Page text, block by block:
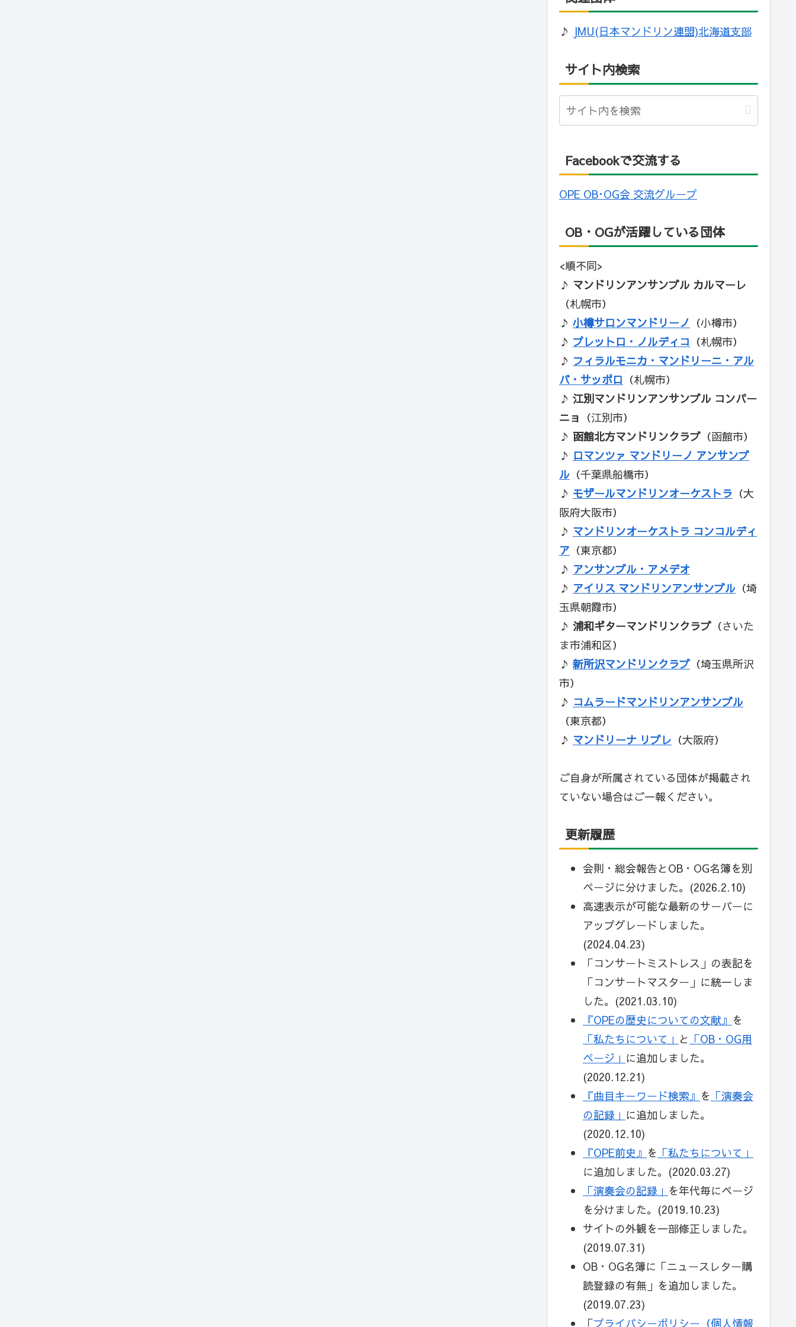
♪ JMU(日本マンドリン連盟)北海道支部
サイト内検索
Facebookで交流する
OPE OB･OG会 交流グループ
OB・OGが活躍している団体
<順不同>
♪ マンドリンアンサンブル カルマーレ
（札幌市）
♪ 小樽サロンマンドリーノ （小樽市）
♪ プレットロ・ノルディコ （札幌市）
♪ フィラルモニカ・マンドリーニ・アル
バ・サッポロ （札幌市）
♪ 江別マンドリンアンサンブル コンパー
ニョ （江別市）
♪ 函館北方マンドリンクラブ （函館市）
♪ ロマンツァ マンドリーノ アンサンブ
ル （千葉県船橋市）
♪ モザールマンドリンオーケストラ （大
阪府大阪市）
♪ マンドリンオーケストラ コンコルディ
ア （東京都）
♪ アンサンブル・アメデオ
♪ アイリス マンドリンアンサンブル （埼
玉県朝霞市）
♪ 浦和ギターマンドリンクラブ （さいた
ま市浦和区）
♪ 新所沢マンドリンクラブ （埼玉県所沢
市）
♪ コムラードマンドリンアンサンブル
（東京都）
♪ マンドリーナ リブレ （大阪府）
ご自身が所属されている団体が掲載され
ていない場合はご一報ください。
更新履歴
会則・総会報告とOB・OG名簿を別
ページに分けました。(2026.2.10)
高速表示が可能な最新のサーバーに
アップグレードしました。
(2024.04.23)
「コンサートミストレス」の表記を
「コンサートマスター」に統一しま
した。(2021.03.10)
『OPEの歴史についての文献』 を
「私たちについて」 と 「OB・OG用
ページ」 に追加しました。
(2020.12.21)
『曲目キーワード検索』 を 「演奏会
の記録」 に追加しました。
(2020.12.10)
『OPE前史』 を 「私たちについて」
に追加しました。(2020.03.27)
「演奏会の記録」 を年代毎にページ
を分けました。(2019.10.23)
サイトの外観を一部修正しました。
(2019.07.31)
OB・OG名簿に「ニュースレター購
読登録の有無」を追加しました。
(2019.07.23)
「プライバシーポリシー（個人情報